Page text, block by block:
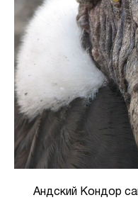
Андский Кондор